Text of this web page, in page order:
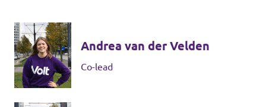
Bestuur Rotterdam Zuid-Holland Zuid
Vacatures
Andrea van der Velden
Co-lead